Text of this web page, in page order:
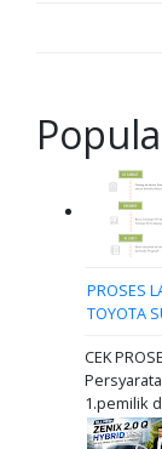
PROSES
TOYOTA
CEK
1.pemilik